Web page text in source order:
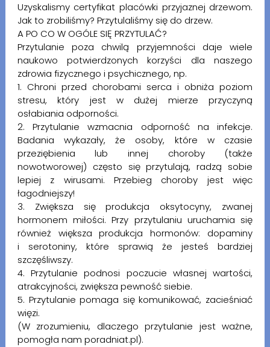
Uzyskalismy certyfikat placówki przyjaznej drzewom.
Jak to zrobiliśmy? Przytulaliśmy się do drzew.
A PO CO W OGÓLE SIĘ PRZYTULAĆ?
Przytulanie poza chwilą przyjemności daje wiele
naukowo potwierdzonych korzyści dla naszego
zdrowia fizycznego i psychicznego, np.
1. Chroni przed chorobami serca i obniża poziom
stresu, który jest w dużej mierze przyczyną
osłabiania odporności.
2. Przytulanie wzmacnia odporność na infekcje.
Badania wykazały, że osoby, które w czasie
przeziębienia lub innej choroby (także
nowotworowej) często się przytulają, radzą sobie
lepiej z wirusami. Przebieg choroby jest więc
łagodniejszy!
3. Zwiększa się produkcja oksytocyny, zwanej
hormonem miłości. Przy przytulaniu uruchamia się
również większa produkcja hormonów: dopaminy
i serotoniny, które sprawią że jesteś bardziej
szczęśliwszy.
4. Przytulanie podnosi poczucie własnej wartości,
atrakcyjności, zwiększa pewność siebie.
5. Przytulanie pomaga się komunikować, zacieśniać
więzi.
(W zrozumieniu, dlaczego przytulanie jest ważne,
pomogła nam poradniat.pl).